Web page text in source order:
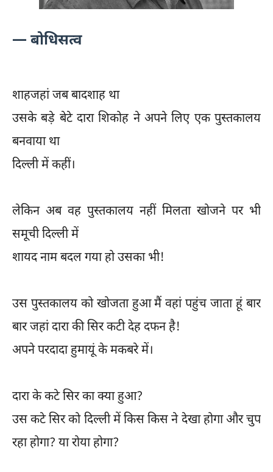
— बोधिसत्व
शाहजहां जब बादशाह था
उसके बड़े बेटे दारा शिकोह ने अपने लिए एक पुस्तकालय
बनवाया था
दिल्ली में कहीं।
लेकिन अब वह पुस्तकालय नहीं मिलता खोजने पर भी
समूची दिल्ली में
शायद नाम बदल गया हो उसका भी!
उस पुस्तकालय को खोजता हुआ मैं वहां पहुंच जाता हूं बार
बार जहां दारा की सिर कटी देह दफन है!
अपने परदादा हुमायूं के मकबरे में।
दारा के कटे सिर का क्या हुआ?
उस कटे सिर को दिल्ली में किस किस ने देखा होगा और चुप
रहा होगा? या रोया होगा?